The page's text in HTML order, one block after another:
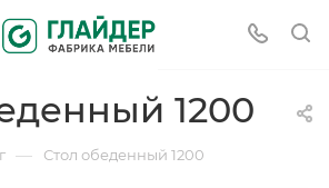
1200
— Стол обеденный 1200